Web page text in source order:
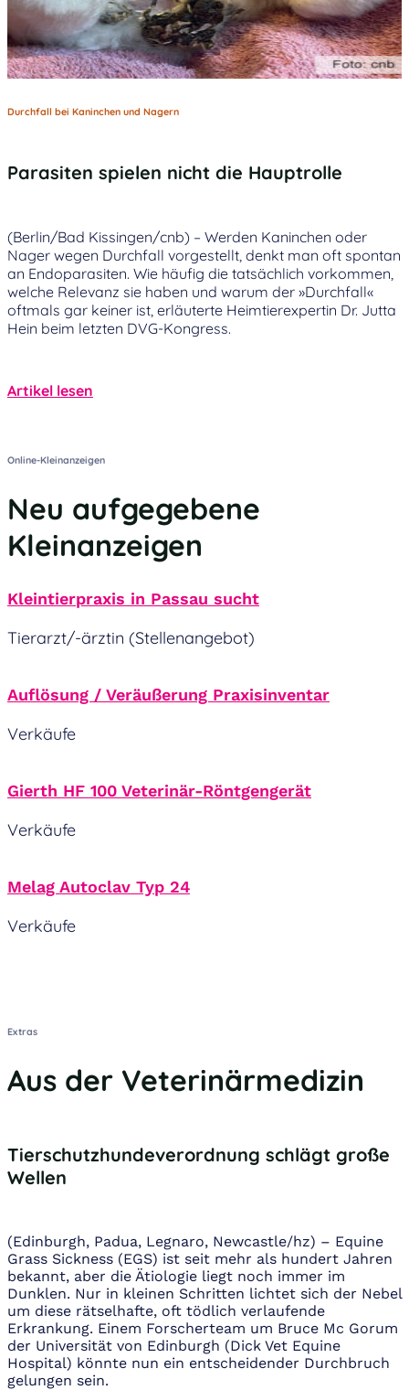
Durchfall bei Kaninchen und Nagern
Parasiten spielen nicht die Hauptrolle
(Berlin/Bad Kissingen/cnb) – Werden Kaninchen oder
Nager wegen Durchfall vorgestellt, denkt man oft spontan
an Endoparasiten. Wie häufig die tatsächlich vorkommen,
welche Relevanz sie haben und warum der »Durchfall«
oftmals gar keiner ist, erläuterte Heimtierexpertin Dr. Jutta
Hein beim letzten DVG-Kongress.
Artikel lesen
Online-Kleinanzeigen
Neu aufgegebene
Kleinanzeigen
Kleintierpraxis in Passau sucht
Tierarzt/-ärztin (Stellenangebot)
Auflösung / Veräußerung Praxisinventar
Verkäufe
Gierth HF 100 Veterinär-Röntgengerät
Verkäufe
Melag Autoclav Typ 24
Verkäufe
Extras
Aus der Veterinärmedizin
Tierschutzhundeverordnung schlägt große
Wellen
(Edinburgh, Padua, Legnaro, Newcastle/hz) – Equine
Grass Sickness (EGS) ist seit mehr als hundert Jahren
bekannt, aber die Ätiologie liegt noch immer im
Dunklen. Nur in kleinen Schritten lichtet sich der Nebel
um diese rätselhafte, oft tödlich verlaufende
Erkrankung. Einem Forscherteam um Bruce Mc Gorum
der Universität von Edinburgh (Dick Vet Equine
Hospital) könnte nun ein entscheidender Durchbruch
gelungen sein.